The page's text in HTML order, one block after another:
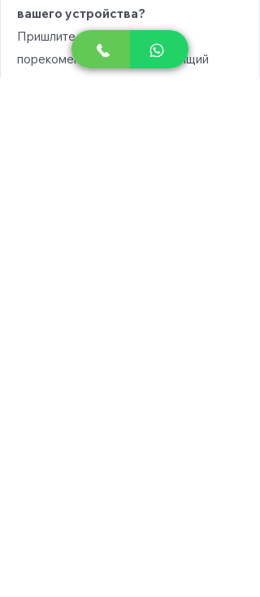
вашего устройства?
Пришлите модель, и мы
порекомендуем вам подходящий